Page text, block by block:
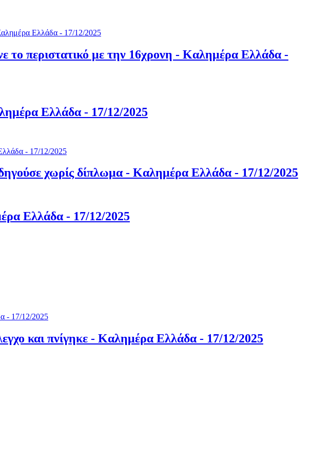
το περιστατικό με την 16χρονη - Καλημέρα Ελλάδα -
Ελλάδα - 17/12/2025
χωρίς δίπλωμα - Καλημέρα Ελλάδα - 17/12/2025
Ελλάδα - 17/12/2025
και πνίγηκε - Καλημέρα Ελλάδα - 17/12/2025